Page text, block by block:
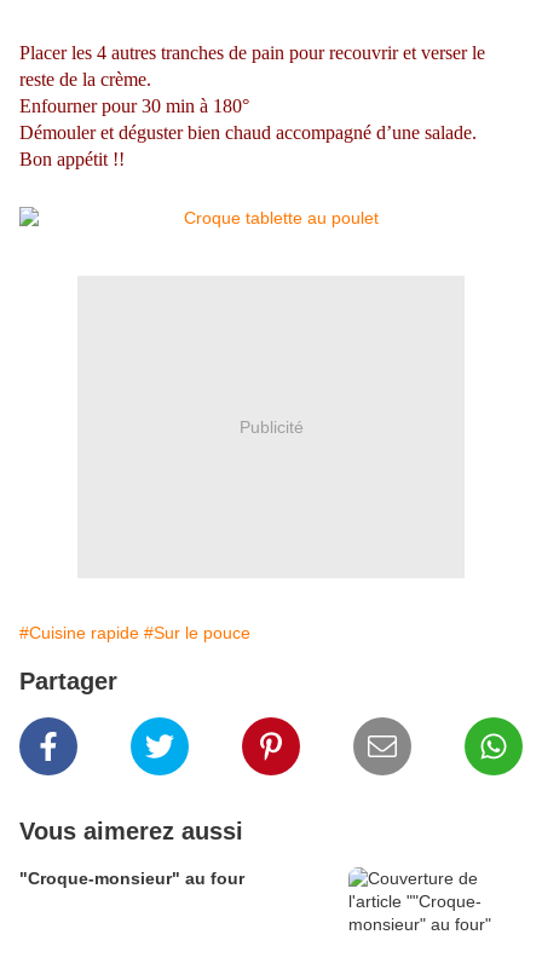
Placer les 4 autres tranches de pain pour recouvrir et verser le
reste de la crème.
Enfourner pour 30 min à 180°
Démouler et déguster bien chaud accompagné d’une salade.
Bon appétit !!
Publicité
#Cuisine rapide #Sur le pouce
Partager
Vous aimerez aussi
"Croque-monsieur" au four